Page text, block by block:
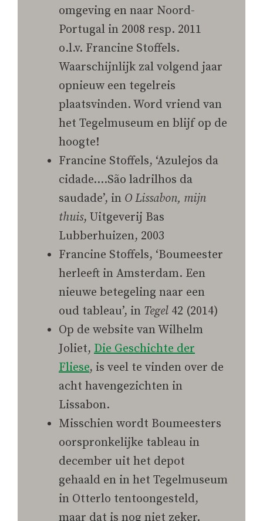
omgeving en naar Noord-
Portugal in 2008 resp. 2011
o.l.v. Francine Stoffels.
Waarschijnlijk zal volgend jaar
opnieuw een tegelreis
plaatsvinden. Word vriend van
het Tegelmuseum en blijf op de
hoogte!
Francine Stoffels, ‘Azulejos da
cidade….São ladrilhos da
saudade’, in O Lissabon, mijn
thuis, Uitgeverij Bas
Lubberhuizen, 2003
Francine Stoffels, ‘Boumeester
herleeft in Amsterdam. Een
nieuwe betegeling naar een
oud tableau’, in Tegel 42 (2014)
Op de website van Wilhelm
Joliet, Die Geschichte der
Fliese, is veel te vinden over de
acht havengezichten in
Lissabon.
Misschien wordt Boumeesters
oorspronkelijke tableau in
december uit het depot
gehaald en in het Tegelmuseum
in Otterlo tentoongesteld,
maar dat is nog niet zeker.